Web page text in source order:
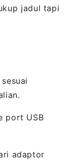
jadul tapi
port USB
adaptor